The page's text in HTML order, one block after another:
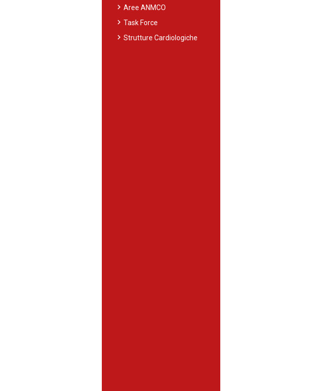
chevron_rightAree ANMCO
chevron_rightTask Force
chevron_rightStrutture Cardiologiche